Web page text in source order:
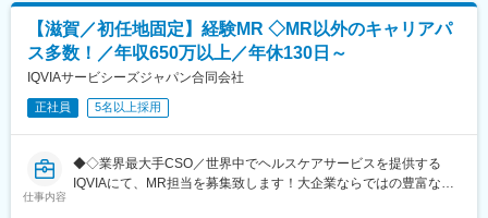
【滋賀／初任地固定】経験MR ◇MR以外のキャリアパ
ス多数！／年収650万以上／年休130日～
IQVIAサービシーズジャパン合同会社
正社員 5名以上採用
仕事内容
◆◇業界最大手CSO／世界中でヘルスケアサービスを提供する
IQVIAにて、MR担当を募集致します！大企業ならではの豊富なキ